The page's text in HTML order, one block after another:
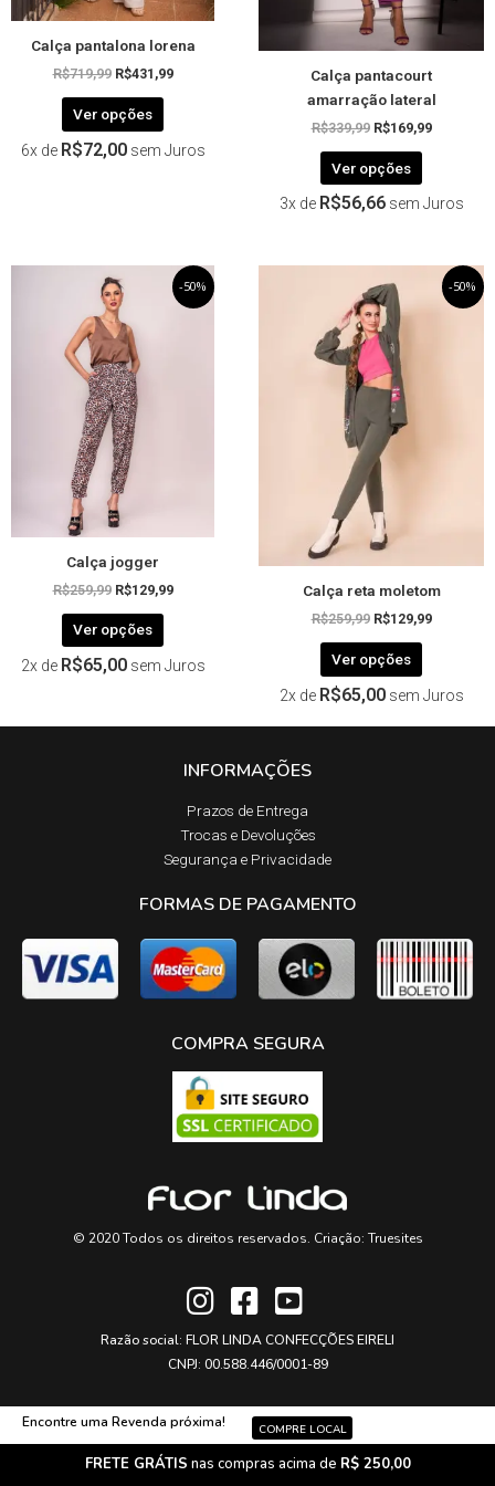
Calça pantalona lorena
R$719,99 R$431,99
Ver opções
página
do
produto
6x de R$72,00 sem Juros
Calça pantacourt
amarração lateral
R$339,99 R$169,99
Ver opções
página
do
produto
3x de R$56,66 sem Juros
-50%
Calça jogger
R$259,99
preço
original
era:
R$259,99.
R$129,99
O
preço
atual
Ver opções
Este
produto
página
produto
2x de R$65,00 sem Juros
-50%
Calça reta moletom
R$259,99
preço
original
era:
R$259,99.
R$129,99
preço
atual
Ver opções
Este
produto
do
produto
2x de R$65,00 sem Juros
INFORMAÇÕES
Prazos de Entrega​
Trocas e Devoluções​
Segurança e Privacidade
FORMAS DE PAGAMENTO
COMPRA SEGURA
© 2020 Todos os direitos reservados. Criação: Truesites
Razão social: FLOR LINDA CONFECÇÕES EIRELI
CNPJ: 00.588.446/0001-89
Encontre uma Revenda próxima! COMPRE LOCAL
FRETE GRÁTIS nas compras acima de R$ 250,00